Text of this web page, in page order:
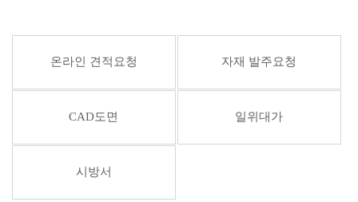
온라인 견적요청 자재 발주요청
CAD도면 일위대가
시방서